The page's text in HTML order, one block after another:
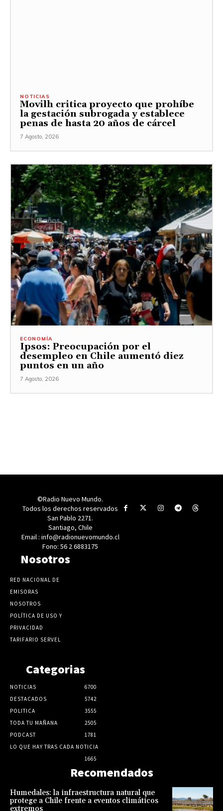
NOTICIAS
Movilh critica proyecto que prohíbe
la gestación subrogada y establece
penas de hasta 20 años de cárcel
7 Agosto, 2026
ECONOMÍA
Ipsos: Preocupación por el
desempleo en Chile aumentó diez
puntos en un año
7 Agosto, 2026
©Radio Nuevo Mundo.
Todos los derechos reservados
San Pablo 2271.
Santiago, Chile
Email : info@radionuevomundo.cl
Fono: 56 2 6883175
Nosotros
RED NACIONAL DE
EMISORAS
NOSOTROS
POLÍTICA DE USO Y
PRIVACIDAD
TARIFARIO SERVEL
Categorias
NOTICIAS
6700
DESTACADOS
5742
POLITICA
3555
TODA TU MAÑANA
2505
PODCAST
1781
LO QUE HAY TRAS CADA NOTICIA
1665
Recomendados
Humedales: la infraestructura natural que
protege a Chile frente a eventos climáticos
extremos